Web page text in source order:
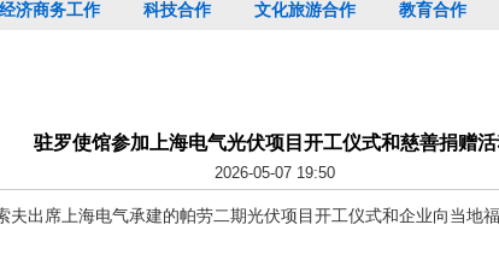
经济商务工作 科技合作 文化旅游合作 教育合作
驻罗使馆参加上海电气光伏项目开工仪式和慈善捐赠
2026-05-07 19:50
出席上海电气承建的帕劳二期光伏项目开工仪式和企业向当地福